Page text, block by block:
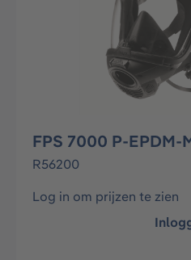
FPS 7000 P-EPDM-
R56200
Log in om prijzen te zien